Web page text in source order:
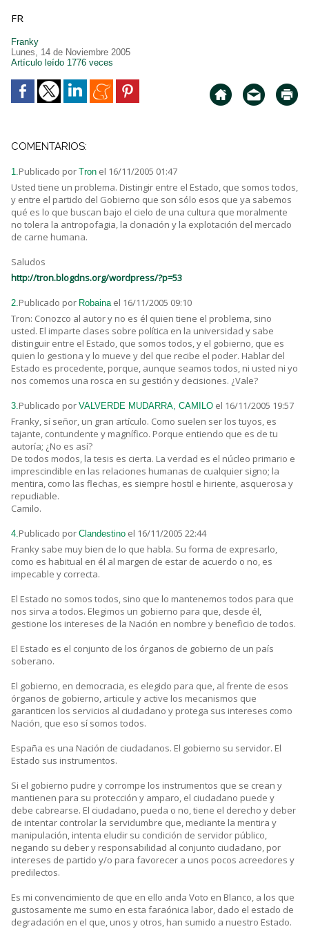
FR
Franky
Lunes, 14 de Noviembre 2005
Artículo leído 1776 veces
COMENTARIOS:
1.Publicado por Tron el 16/11/2005 01:47
Usted tiene un problema. Distingir entre el Estado, que somos todos,
y entre el partido del Gobierno que son sólo esos que ya sabemos
qué es lo que buscan bajo el cielo de una cultura que moralmente
no tolera la antropofagia, la clonación y la explotación del mercado
de carne humana.
Saludos
http://tron.blogdns.org/wordpress/?p=53
2.Publicado por Robaina el 16/11/2005 09:10
Tron: Conozco al autor y no es él quien tiene el problema, sino
usted. El imparte clases sobre política en la universidad y sabe
distinguir entre el Estado, que somos todos, y el gobierno, que es
quien lo gestiona y lo mueve y del que recibe el poder. Hablar del
Estado es procedente, porque, aunque seamos todos, ni usted ni yo
nos comemos una rosca en su gestión y decisiones. ¿Vale?
3.Publicado por VALVERDE MUDARRA, CAMILO el 16/11/2005 19:57
Franky, sí señor, un gran artículo. Como suelen ser los tuyos, es
tajante, contundente y magnífico. Porque entiendo que es de tu
autoría; ¿No es así?
De todos modos, la tesis es cierta. La verdad es el núcleo primario e
imprescindible en las relaciones humanas de cualquier signo; la
mentira, como las flechas, es siempre hostil e hiriente, asquerosa y
repudiable.
Camilo.
4.Publicado por Clandestino el 16/11/2005 22:44
Franky sabe muy bien de lo que habla. Su forma de expresarlo,
como es habitual en él al margen de estar de acuerdo o no, es
impecable y correcta.
El Estado no somos todos, sino que lo mantenemos todos para que
nos sirva a todos. Elegimos un gobierno para que, desde él,
gestione los intereses de la Nación en nombre y beneficio de todos.
El Estado es el conjunto de los órganos de gobierno de un país
soberano.
El gobierno, en democracia, es elegido para que, al frente de esos
órganos de gobierno, articule y active los mecanismos que
garanticen los servicios al ciudadano y protega sus intereses como
Nación, que eso sí somos todos.
España es una Nación de ciudadanos. El gobierno su servidor. El
Estado sus instrumentos.
Si el gobierno pudre y corrompe los instrumentos que se crean y
mantienen para su protección y amparo, el ciudadano puede y
debe cabrearse. El ciudadano, pueda o no, tiene el derecho y deber
de intentar controlar la servidumbre que, mediante la mentira y
manipulación, intenta eludir su condición de servidor público,
negando su deber y responsabilidad al conjunto ciudadano, por
intereses de partido y/o para favorecer a unos pocos acreedores y
predilectos.
Es mi convencimiento de que en ello anda Voto en Blanco, a los que
gustosamente me sumo en esta faraónica labor, dado el estado de
degradación en el que, unos y otros, han sumido a nuestro Estado.